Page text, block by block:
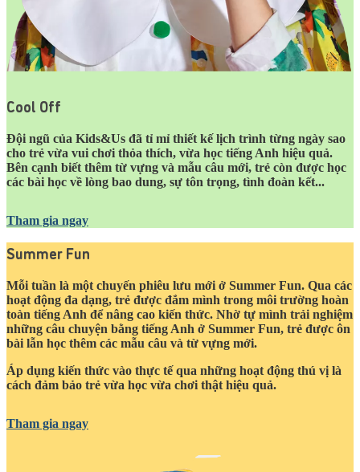
Cool Off
Đội ngũ của Kids&Us đã tỉ mỉ thiết kế lịch trình từng ngày sao
cho trẻ vừa vui chơi thỏa thích, vừa học tiếng Anh hiệu quả.
Bên cạnh biết thêm từ vựng và mẫu câu mới, trẻ còn được học
các bài học về lòng bao dung, sự tôn trọng, tình đoàn kết...
Tham gia ngay
Summer Fun
Mỗi tuần là một chuyến phiêu lưu mới ở Summer Fun. Qua các
hoạt động đa dạng, trẻ được đắm mình trong môi trường hoàn
toàn tiếng Anh để nâng cao kiến thức. Nhờ tự mình trải nghiệm
những câu chuyện bằng tiếng Anh ở Summer Fun, trẻ được ôn
bài lẫn học thêm các mẫu câu và từ vựng mới.
Áp dụng kiến thức vào thực tế qua những hoạt động thú vị là
cách đảm bảo trẻ vừa học vừa chơi thật hiệu quả.
Tham gia ngay